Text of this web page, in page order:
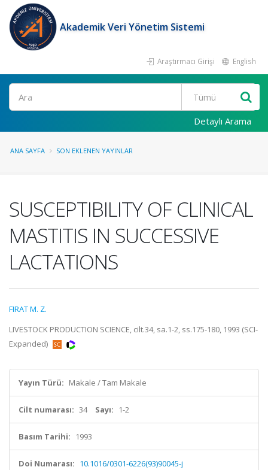
Akademik Veri Yönetim Sistemi
Araştırmacı Girişi English
Ara
Detaylı Arama
ANA SAYFA SON EKLENEN YAYINLAR
SUSCEPTIBILITY OF CLINICAL
MASTITIS IN SUCCESSIVE
LACTATIONS
FIRAT M. Z.
LIVESTOCK PRODUCTION SCIENCE, cilt.34, sa.1-2, ss.175-180, 1993 (SCI-
Expanded)
Yayın Türü: Makale / Tam Makale
Cilt numarası: 34 Sayı: 1-2
Basım Tarihi: 1993
Doi Numarası: 10.1016/0301-6226(93)90045-j